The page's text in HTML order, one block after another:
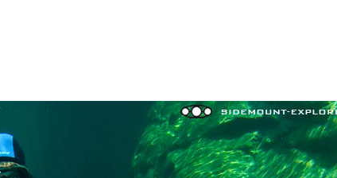
Forensystem umgezogen